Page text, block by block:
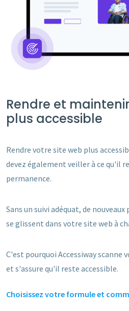
Rendre et
plus accessible
Rendre votre site web plus
devez également veiller à ce qu'il
permanence.
Sans un suivi adéquat, de
se glissent dans votre site web à
C'est pourquoi Accessiway scanne
et s'assure qu'il reste accessible.
Choisissez votre formule et